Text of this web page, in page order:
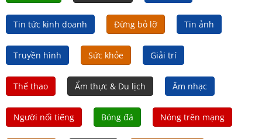
Tin tức kinh doanh Đừng bỏ lỡ Tin ảnh
Truyền hình Sức khỏe Giải trí
Thể thao Ẩm thực & Du lịch Âm nhạc
Người nổi tiếng Bóng đá Nóng trên mạng